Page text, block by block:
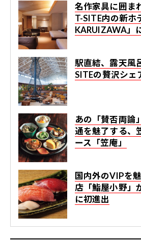
名作家具に囲ま
T-SITE内の新ホ
KARUIZAWA」
駅直結、露天風
SITEの贅沢シェ
あの「賛否両論
通を魅了する、
ース「笠庵」
国内外のVIPを
店「鮨屋小野」
に初進出